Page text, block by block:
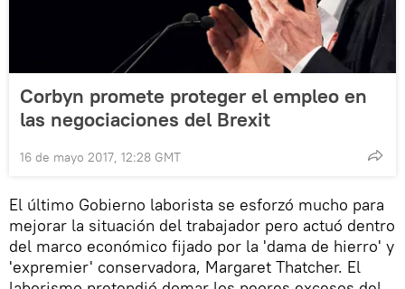
Corbyn promete proteger el empleo en
las negociaciones del Brexit
16 de mayo 2017, 12:28 GMT
El último Gobierno laborista se esforzó mucho para
mejorar la situación del trabajador pero actuó dentro
del marco económico fijado por la 'dama de hierro' y
'expremier' conservadora, Margaret Thatcher. El